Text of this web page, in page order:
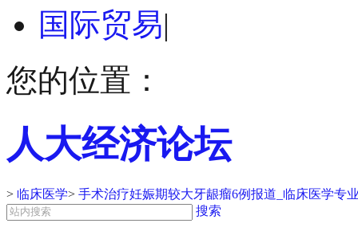
国际贸易|
您的位置：
人大经济论坛
> 临床医学> 手术治疗妊娠期较大牙龈瘤6例报道_临床医学专
搜索